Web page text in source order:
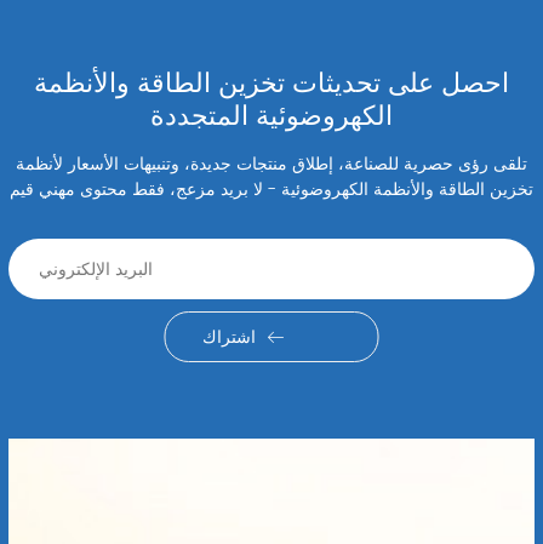
احصل على تحديثات تخزين الطاقة والأنظمة
الكهروضوئية المتجددة
تلقى رؤى حصرية للصناعة، إطلاق منتجات جديدة، وتنبيهات الأسعار لأنظمة
تخزين الطاقة والأنظمة الكهروضوئية - لا بريد مزعج، فقط محتوى مهني قيم
اشتراك